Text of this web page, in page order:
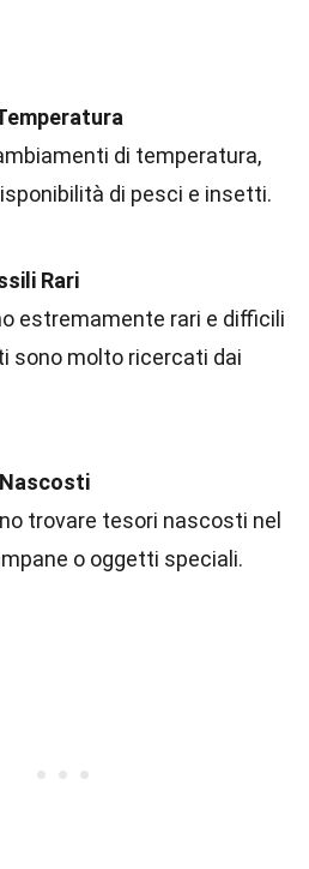
di temperatura,
di pesci e insetti.
Rari
estremamente rari e difficili
sono molto ricercati dai
trovare tesori nascosti nel
o oggetti speciali.